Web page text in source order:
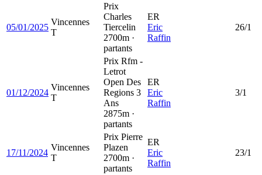
05/01/2025
Vincennes
T
Prix
Charles
Tiercelin
2700m ·
partants
ER
Eric
Raffin
26/1
01/12/2024
Vincennes
T
Prix Rfm -
Letrot
Open Des
Regions 3
Ans
2875m ·
partants
ER
Eric
Raffin
3/1
17/11/2024
Vincennes
T
Prix Pierre
Plazen
2700m ·
partants
ER
Eric
Raffin
23/1